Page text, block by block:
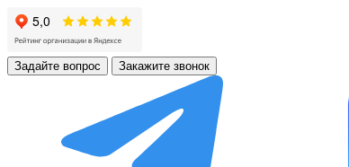
Задайте вопрос Закажите звонок